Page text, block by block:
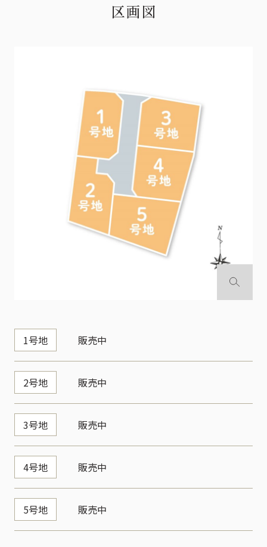
区画図
1号地 販売中
2号地 販売中
3号地 販売中
4号地 販売中
5号地 販売中